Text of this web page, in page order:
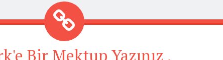
Bir Mektup Yazınız .